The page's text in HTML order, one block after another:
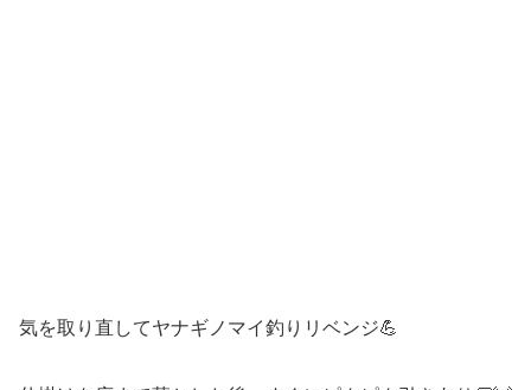
気を取り直してヤナギノマイ釣りリベンジ💪